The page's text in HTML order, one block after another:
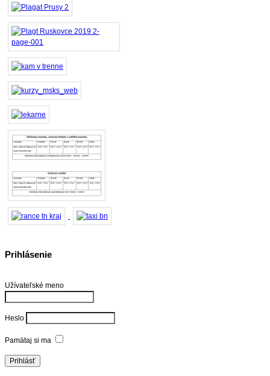
Prihlásenie
Užívateľské meno
Heslo
Pamätaj si ma